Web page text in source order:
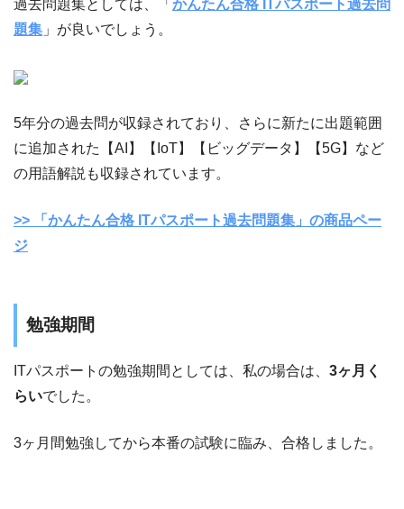
過去問題集としては、「 かんたん合格 ITパスポート過去問
題集 」が良いでしょう。
5年分の過去問が収録されており、さらに新たに出題範囲
に追加された【AI】【IoT】【ビッグデータ】【5G】など
の用語解説も収録されています。
>> 「かんたん合格 ITパスポート過去問題集」の商品ペー
ジ
勉強期間
ITパスポートの勉強期間としては、私の場合は、 3ヶ月く
らいでした。
3ヶ月間勉強してから本番の試験に臨み、合格しました。